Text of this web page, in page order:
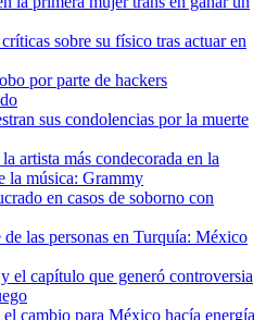
sobre su físico tras actuar en
por parte de hackers
sus condolencias por la muerte
artista más condecorada en la
la música: Grammy
en casos de soborno con
de las personas en Turquía: México
el capítulo que generó controversia
cambio para México hacía energía